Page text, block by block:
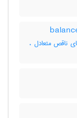
ناقص متعادل ،